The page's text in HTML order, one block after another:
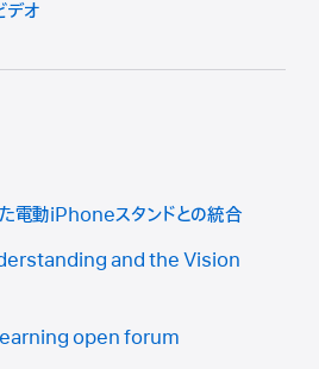
デオ
電動iPhoneスタンドとの統合
and the Vision
open forum